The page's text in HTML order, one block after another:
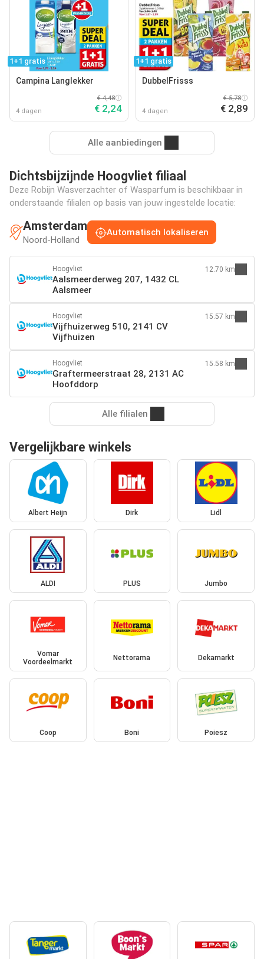
1+1 gratis
Campina Langlekker
4 dagen
€ 4,48
€ 2,24
1+1 gratis
DubbelFrisss
4 dagen
€ 5,78
€ 2,89
Alle aanbiedingen
Dichtsbijzijnde Hoogvliet filiaal
Deze Robijn Wasverzachter of Wasparfum is beschikbaar in
onderstaande filialen op basis van jouw ingestelde locatie:
Amsterdam
Noord-Holland
Automatisch lokaliseren
Hoogvliet
Aalsmeerderweg 207, 1432 CL
Aalsmeer
12.70 km
Hoogvliet
Vijfhuizerweg 510, 2141 CV
Vijfhuizen
15.57 km
Hoogvliet
Graftermeerstraat 28, 2131 AC
Hoofddorp
15.58 km
Alle filialen
Vergelijkbare winkels
Albert Heijn Dirk Lidl
ALDI PLUS Jumbo
Vomar
Voordeelmarkt
Nettorama Dekamarkt
Coop Boni Poiesz